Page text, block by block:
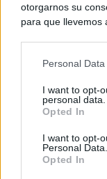
otorgarnos su
para que llevemos
negar su
de su
rechazar tal
cualquier
visitando nuestra
Personal
I want to opt-
personal data.
Opted In
I want to opt-
Personal Data.
Opted In